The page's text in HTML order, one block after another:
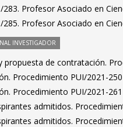
Profesor Asociado en
Profesor Asociado en
INVESTIGADOR
propuesta de contratación.
Procedimiento PUI/2021-250
Procedimiento PUI/2021-261
admitidos.
admitidos.